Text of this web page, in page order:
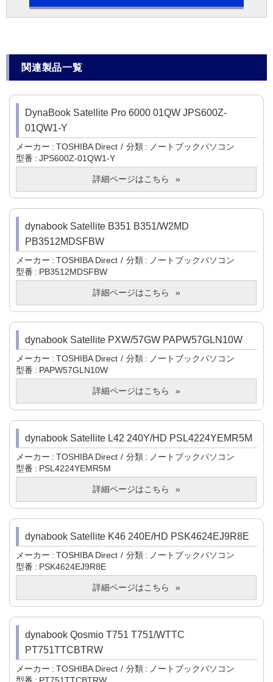
関連製品一覧
DynaBook Satellite Pro 6000 01QW JPS600Z-
01QW1-Y
メーカー TOSHIBA Direct 分類
ノートブックパソコン
型番
JPS600Z-01QW1-Y
詳細ページはこちら
dynabook Satellite B351 B351/W2MD
PB3512MDSFBW
メーカー TOSHIBA Direct 分類
ノートブックパソコン
型番
PB3512MDSFBW
詳細ページはこちら
dynabook Satellite PXW/57GW PAPW57GLN10W
メーカー TOSHIBA Direct 分類
ノートブックパソコン
型番
PAPW57GLN10W
詳細ページはこちら
dynabook Satellite L42 240Y/HD PSL4224YEMR5M
メーカー TOSHIBA Direct 分類
ノートブックパソコン
型番
PSL4224YEMR5M
詳細ページはこちら
dynabook Satellite K46 240E/HD PSK4624EJ9R8E
メーカー TOSHIBA Direct 分類
ノートブックパソコン
型番
PSK4624EJ9R8E
詳細ページはこちら
dynabook Qosmio T751 T751/WTTC
PT751TTCBTRW
メーカー TOSHIBA Direct 分類
ノートブックパソコン